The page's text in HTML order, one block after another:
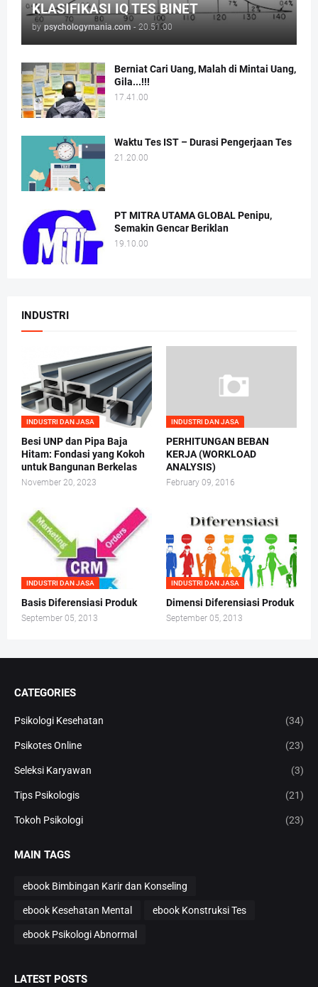
KLASIFIKASI IQ TES BINET
by psychologymania.com - 20.51.00
Berniat Cari Uang, Malah di Mintai Uang,
Gila...!!!
17.41.00
Waktu Tes IST – Durasi Pengerjaan Tes
21.20.00
PT MITRA UTAMA GLOBAL Penipu,
Semakin Gencar Beriklan
19.10.00
INDUSTRI
INDUSTRI DAN JASA
Besi UNP dan Pipa Baja
Hitam: Fondasi yang Kokoh
untuk Bangunan Berkelas
November 20, 2023
INDUSTRI DAN JASA
PERHITUNGAN BEBAN
KERJA (WORKLOAD
ANALYSIS)
February 09, 2016
INDUSTRI DAN JASA
Basis Diferensiasi Produk
September 05, 2013
INDUSTRI DAN JASA
Dimensi Diferensiasi Produk
September 05, 2013
CATEGORIES
Psikologi Kesehatan (34)
Psikotes Online (23)
Seleksi Karyawan (3)
Tips Psikologis (21)
Tokoh Psikologi (23)
MAIN TAGS
ebook Bimbingan Karir dan Konseling
ebook Kesehatan Mental ebook Konstruksi Tes
ebook Psikologi Abnormal
LATEST POSTS